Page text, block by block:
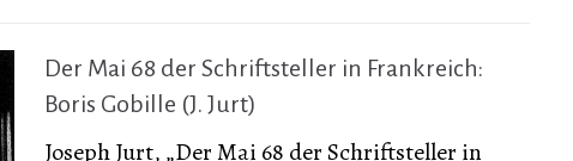
Der Mai 68 der Schriftsteller in Frankreich:
Boris Gobille (J. Jurt)
Joseph Jurt, „Der Mai 68 der Schriftsteller in